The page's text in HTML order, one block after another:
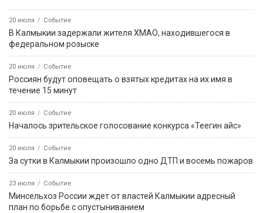
20 июля Событие
В Калмыкии задержали жителя ХМАО, находившегося в
федеральном розыске
20 июля Событие
Россиян будут оповещать о взятых кредитах на их имя в
течение 15 минут
20 июля Событие
Началось зрительское голосование конкурса «Теегин айс»
20 июля Событие
За сутки в Калмыкии произошло одно ДТП и восемь пожаров
23 июля Событие
Минсельхоз России ждет от властей Калмыкии адресный
план по борьбе с опустыниванием